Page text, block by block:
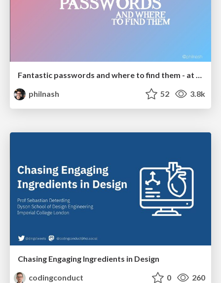
Fantastic passwords and where to find them - at NoRuKo
philnash
52 3.8k
Chasing Engaging Ingredients in Design
codingconduct
0 260